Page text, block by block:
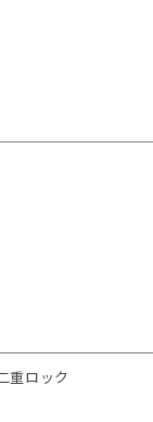
重ロック